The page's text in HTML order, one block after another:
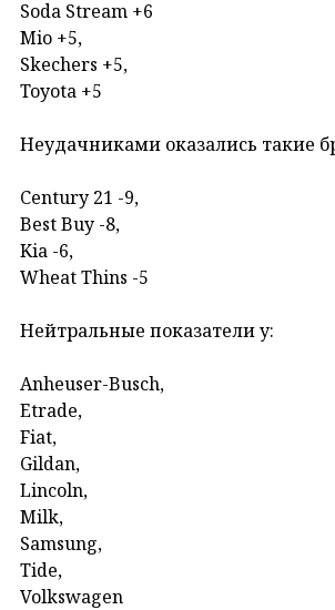
Soda Stream +6
Mio +5,
Skechers +5,
Toyota +5
Неудачниками оказались такие
Century 21 -9,
Best Buy -8,
Kia -6,
Wheat Thins -5
Нейтральные показатели у:
Anheuser-Busch,
Etrade,
Fiat,
Gildan,
Lincoln,
Milk,
Samsung,
Tide,
Volkswagen